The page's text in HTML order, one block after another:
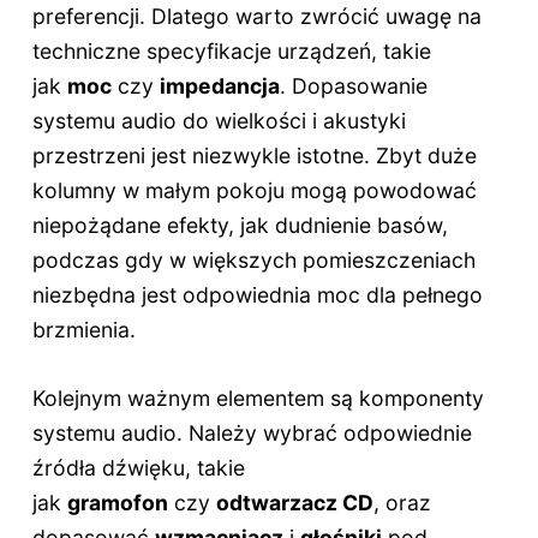
preferencji. Dlatego warto zwrócić uwagę na
techniczne specyfikacje urządzeń, takie
jak mocczy impedancja. Dopasowanie
systemu audio do wielkości i akustyki
przestrzeni jest niezwykle istotne. Zbyt duże
kolumny w małym pokoju mogą powodować
niepożądane efekty, jak dudnienie basów,
podczas gdy w większych pomieszczeniach
niezbędna jest odpowiednia moc dla pełnego
brzmienia.
Kolejnym ważnym elementem są komponenty
systemu audio. Należy wybrać odpowiednie
źródła dźwięku, takie
jak gramofon czy odtwarzacz CD, oraz